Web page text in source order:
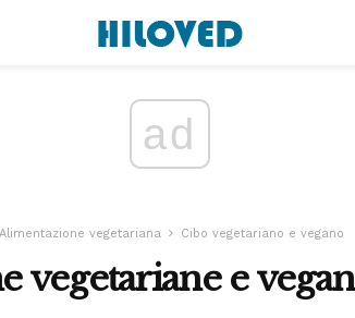
ad
Alimentazione vegetariana Cibo vegetariano e vegano
vegetariane e